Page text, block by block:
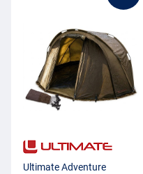
Ultimate Adventure